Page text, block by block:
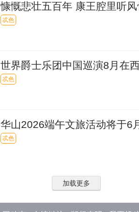
慷慨悲壮五百年 康王腔里听风
忒色
世界爵士乐团中国巡演8月在
忒色
华山2026端午文旅活动将于6
忒色
加载更多